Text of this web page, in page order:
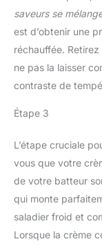
saveurs se
est d’obtenir une
réchauffée.
ne pas la laisser
contraste de
Étape 3
L’étape cruciale
vous que votre
de votre batteur
qui monte
saladier froid et
Lorsque la crème